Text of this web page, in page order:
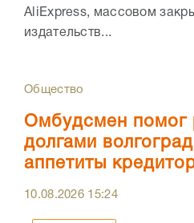
AliExpress, массовом
издательств...
Общество
Омбудсмен помог
долгами
аппетиты
10.08.2026 15:24